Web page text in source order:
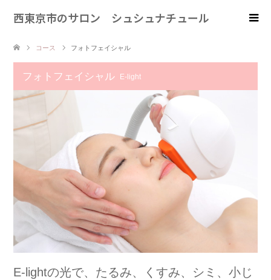
西東京市のサロン シュシュナチュール
コース フォトフェイシャル
フォトフェイシャル E-light
E-lightの光で、たるみ、くすみ、シミ、小じ